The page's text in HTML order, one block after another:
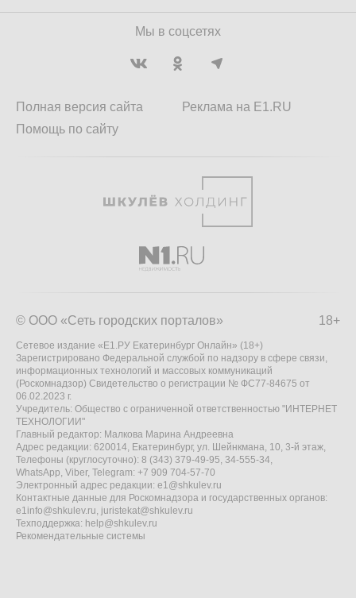
Мы в соцсетях
Полная версия сайта
Помощь по сайту
Реклама на E1.RU
18+
© ООО «Сеть городских порталов»
Сетевое издание «Е1.РУ Екатеринбург Онлайн» (18+)
Зарегистрировано Федеральной службой по надзору в сфере связи,
информационных технологий и массовых коммуникаций
(Роскомнадзор) Свидетельство о регистрации № ФС77-84675 от
06.02.2023 г.
Учредитель: Общество с ограниченной ответственностью "ИНТЕРНЕТ
ТЕХНОЛОГИИ"
Главный редактор: Малкова Марина Андреевна
Адрес редакции: 620014, Екатеринбург, ул. Шейнкмана, 10, 3-й этаж,
Телефоны (круглосуточно): 8 (343) 379-49-95, 34-555-34,
WhatsApp, Viber, Telegram: +7 909 704-57-70
Электронный адрес редакции: e1@shkulev.ru
Контактные данные для Роскомнадзора и государственных органов:
e1info@shkulev.ru, juristekat@shkulev.ru
Техподдержка: help@shkulev.ru
Рекомендательные системы